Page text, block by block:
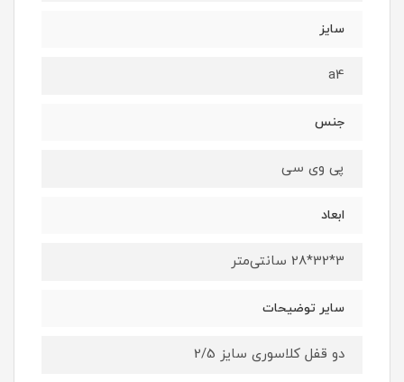
سایز
a4
جنس
پی وی سی
ابعاد
3*32*28 سانتی‌متر
سایر توضیحات
دو قفل کلاسوری سایز 2/5